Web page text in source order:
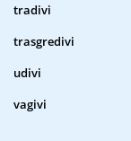
tradivi
trasgredivi
udivi
vagivi